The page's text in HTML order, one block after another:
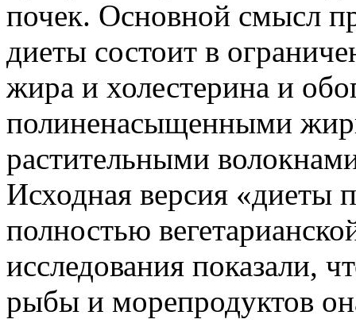
почек. Основной смысл
диеты состоит в
жира и холестерина и
полиненасыщенными
растительными
Исходная версия «диеты
полностью
исследования показали,
рыбы и морепродуктов